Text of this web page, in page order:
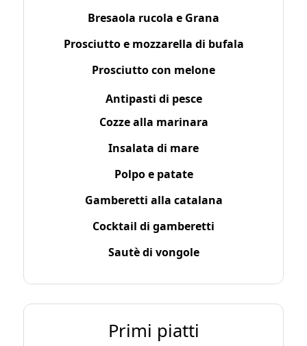
Bresaola rucola e Grana
Prosciutto e mozzarella di bufala
Prosciutto con melone
Antipasti di pesce
Cozze alla marinara
Insalata di mare
Polpo e patate
Gamberetti alla catalana
Cocktail di gamberetti
Sautè di vongole
Primi piatti